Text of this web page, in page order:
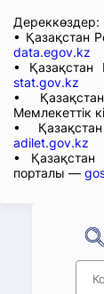
Дереккөздер:
• Қазақстан
data.egov.kz
•
stat.gov.kz
•
Мемлекеттік
•
adilet.gov.kz
• Қазақстан
порталы —